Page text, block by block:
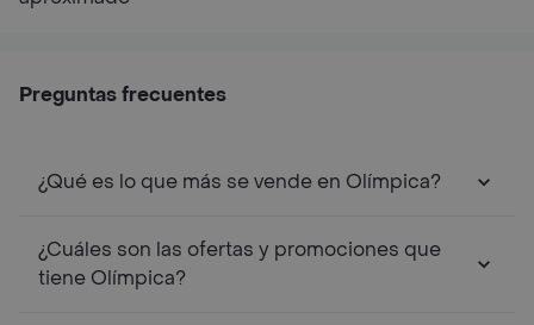
Preguntas frecuentes
¿Qué es lo que más se vende en Olímpica?
¿Cuáles son las ofertas y promociones que
tiene Olímpica?